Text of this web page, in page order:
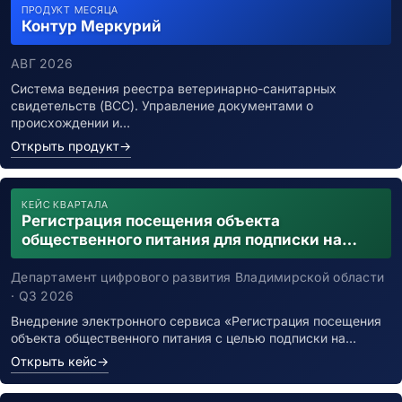
ПРОДУКТ МЕСЯЦА
Контур Меркурий
АВГ 2026
Система ведения реестра ветеринарно-санитарных
свидетельств (ВСС). Управление документами о
происхождении и…
Открыть продукт→
КЕЙС КВАРТАЛА
Регистрация посещения объекта
общественного питания для подписки на
уведомления о возможном контакте с
заболевшим новой коронавирусной
инфекцией
Департамент цифрового развития Владимирской области
· Q3 2026
Внедрение электронного сервиса «Регистрация посещения
объекта общественного питания с целью подписки на…
Открыть кейс→